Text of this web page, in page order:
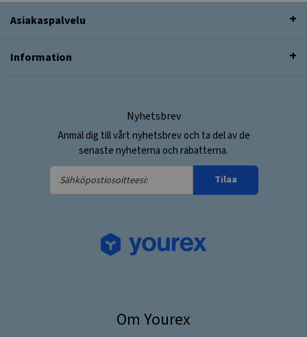
Asiakaspalvelu
Information
Nyhetsbrev
Anmäl dig till vårt nyhetsbrev och ta del av de
senaste nyheterna och rabatterna.
Sähköpostiosoitteesi:
Tilaa
Om Yourex